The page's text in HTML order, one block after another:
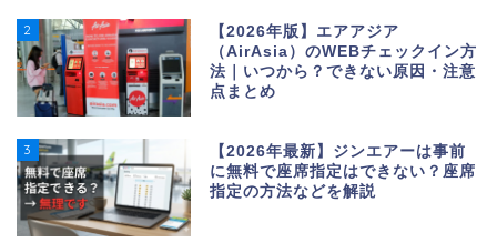
2
【2026年版】エアアジア
（AirAsia）のWEBチェックイン方
法｜いつから？できない原因・注意
点まとめ
3
【2026年最新】ジンエアーは事前
に無料で座席指定はできない？座席
指定の方法などを解説